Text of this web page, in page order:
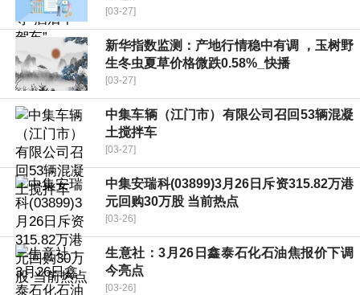
[03-27]
新华指数监测：产地行情稳中有调 ，玉树野
生冬虫夏草价格微跌0.58%_快播
[03-27]
中集车辆（江门市）有限公司召回53辆混凝
土搅拌车
[03-27]
中集安瑞科(03899)3月26日斥资315.82万港
元回购30万股 当前热点
[03-26]
生意社：3月26日鑫泰石化石油焦报价下调
今亮点
[03-26]